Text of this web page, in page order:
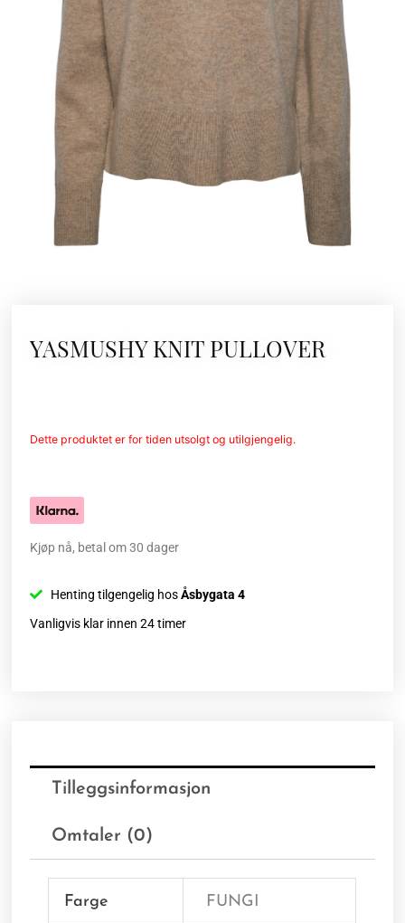
YASMUSHY KNIT PULLOVER
Dette produktet er for tiden utsolgt og utilgjengelig.
Kjøp nå, betal om 30 dager
Henting tilgengelig hosÅsbygata 4
Vanligvis klar innen 24 timer
Tilleggsinformasjon
Omtaler (0)
Farge FUNGI